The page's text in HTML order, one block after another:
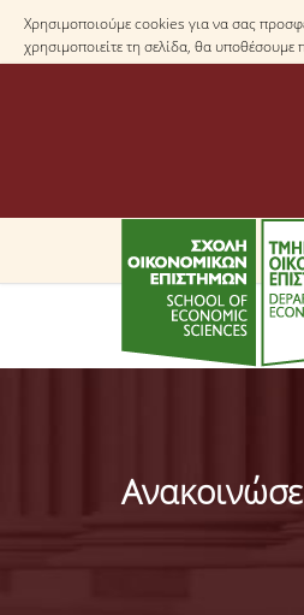
Χρησιμοποιούμε cookies για να σας
χρησιμοποιείτε τη σελίδα, θα